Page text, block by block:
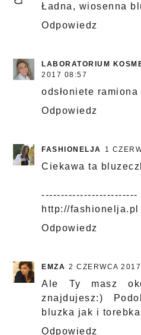
Ładna, wiosenna
Odpowiedz
LABORATORIUM
2017 08:57
odsłoniete
Odpowiedz
FASHIONELJA 1
Ciekawa ta
-------------------------
http://fashionelja.pl
Odpowiedz
EMZA 2 CZERWCA
Ale Ty masz
znajdujesz:)
bluzka jak i
Odpowiedz